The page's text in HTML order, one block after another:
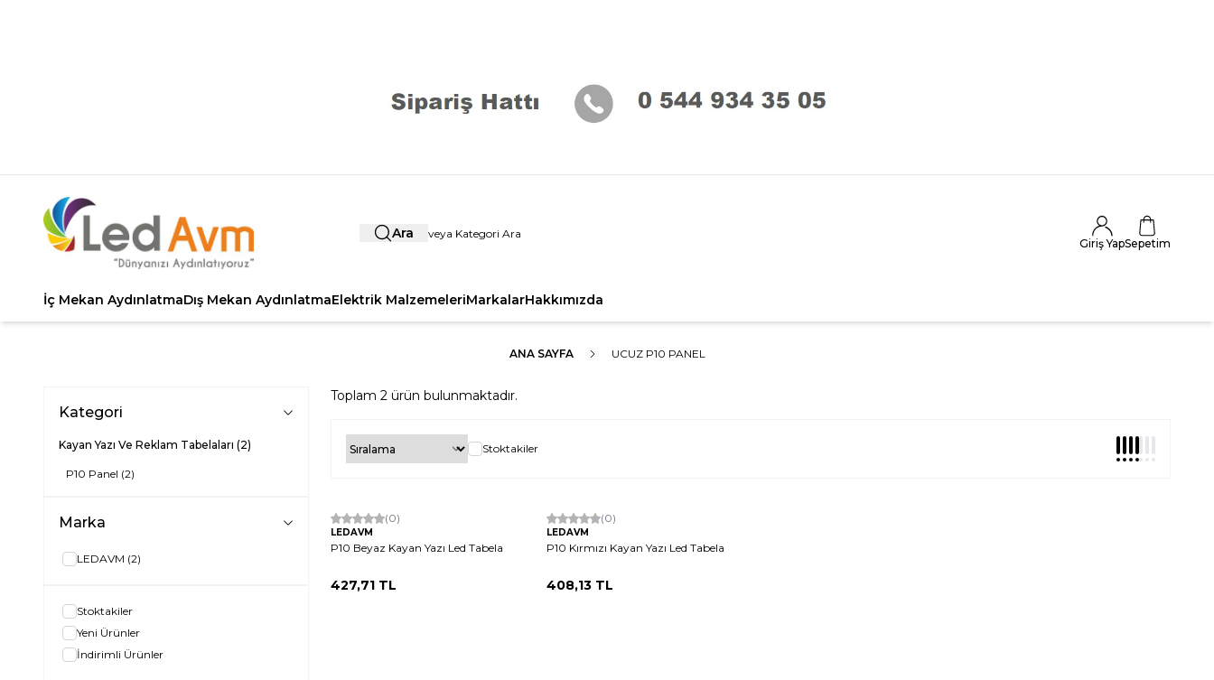
Ara
Giriş YapSepetim
İç Mekan AydınlatmaDış Mekan AydınlatmaElektrik MalzemeleriMarkalarHakkımızda
ANA SAYFA UCUZ P10 PANEL
Kategori
Kayan Yazı Ve Reklam Tabelaları (2)
P10 Panel (2)
Marka
LEDAVM (2)
Stoktakiler
Yeni Ürünler
İndirimli Ürünler
Toplam 2 ürün bulunmaktadır.
Stoktakiler
Hızlı Kargo
Yerli Üretim
(0)
LEDAVM
P10 Beyaz Kayan Yazı Led Tabela
427,71 TL
(0)
LEDAVM
P10 Kırmızı Kayan Yazı Led Tabela
408,13TL